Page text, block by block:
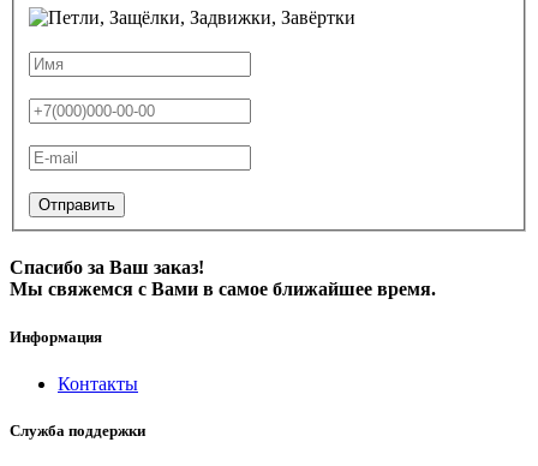
Отправить
Спасибо за Ваш заказ!
Мы свяжемся с Вами в самое ближайшее время.
Информация
Контакты
Служба поддержки